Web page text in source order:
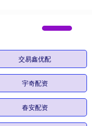
交易鑫优配
宇奇配资
春安配资